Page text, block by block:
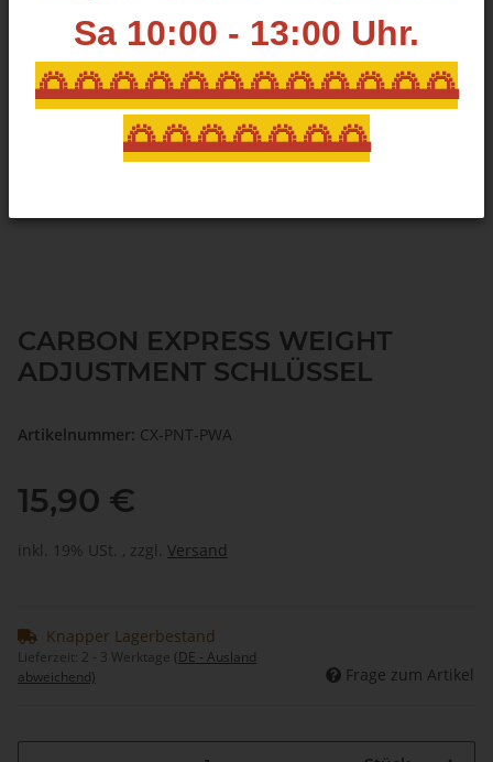
Sa 10:00 - 13:00 Uhr.
🌅🌅🌅🌅🌅🌅🌅🌅🌅🌅🌅🌅
🌅🌅🌅🌅🌅🌅🌅
CARBON EXPRESS WEIGHT
ADJUSTMENT SCHLÜSSEL
Artikelnummer: CX-PNT-PWA
15,90 €
inkl. 19% USt. , zzgl. Versand
Knapper Lagerbestand
Lieferzeit: 2 - 3 Werktage (DE - Ausland
abweichend)
Frage zum Artikel